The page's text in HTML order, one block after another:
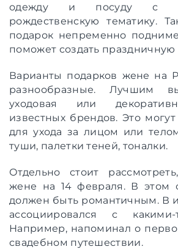
одежду и посуду с
рождественскую тематику.
подарок непременно
поможет создать праздничную
Варианты подарков жене на
разнообразные. Лучшим
уходовая или
известных брендов. Это
для ухода за лицом или
туши, палетки теней, тоналки.
Отдельно стоит
жене на 14 февраля. В этом
должен быть романтичным. В
ассоциировался с
Например, напоминал о
свадебном путешествии.